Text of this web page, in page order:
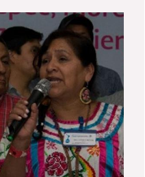
de Cooperación
(FCAS) en